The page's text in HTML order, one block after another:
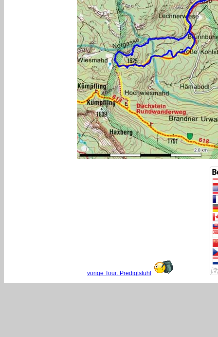
vorige Tour: Predigtstuhl